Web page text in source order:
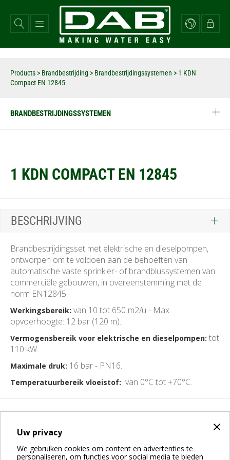
×
Uw privacy
We gebruiken cookies om content en advertenties te
personaliseren, om functies voor social media te bieden
naar
Products > Brandbestrijding > Brandbestrijdingssystemen > 1 KDN
Compact EN 12845
BRANDBESTRIJDINGSSYSTEMEN
1 KDN COMPACT EN 12845
BESCHRIJVING
Brandbestrijdingsset met elektrische en dieselpompen,
ontworpen om te voldoen aan de behoeften van
automatische vaste sprinkler- of brandblussystemen van
commerciële gebouwen, in overeenstemming met de
norm EN12845.
Werkingsbereik: van 10 tot 650 m2/u - Max.
opvoerhoogte: 12 bar (120 m).
Vermogensbereik voor elektrische en dieselpompen: tot
110 kW.
Maximale druk: 16 bar - PN16.
Temperatuurbereik vloeistof: van 0°C tot +70°C.